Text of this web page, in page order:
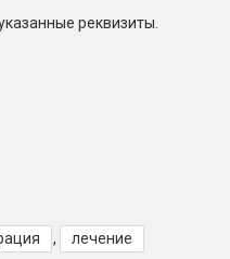
реквизиты.
, лечение